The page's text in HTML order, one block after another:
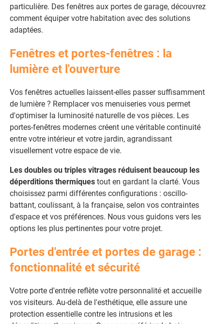
particulière. Des fenêtres aux portes de garage, découvrez
comment équiper votre habitation avec des solutions
adaptées.
Fenêtres et portes-fenêtres : la
lumière et l'ouverture
Vos fenêtres actuelles laissent-elles passer suffisamment
de lumière ? Remplacer vos menuiseries vous permet
d'optimiser la luminosité naturelle de vos pièces. Les
portes-fenêtres modernes créent une véritable continuité
entre votre intérieur et votre jardin, agrandissant
visuellement votre espace de vie.
Les doubles ou triples vitrages réduisent beaucoup les
déperditions thermiques tout en gardant la clarté. Vous
choisissez parmi différentes configurations : oscillo-
battant, coulissant, à la française, selon vos contraintes
d'espace et vos préférences. Nous vous guidons vers les
options les plus pertinentes pour votre projet.
Portes d'entrée et portes de garage :
fonctionnalité et sécurité
Votre porte d'entrée reflète votre personnalité et accueille
vos visiteurs. Au-delà de l'esthétique, elle assure une
protection essentielle contre les intrusions et les